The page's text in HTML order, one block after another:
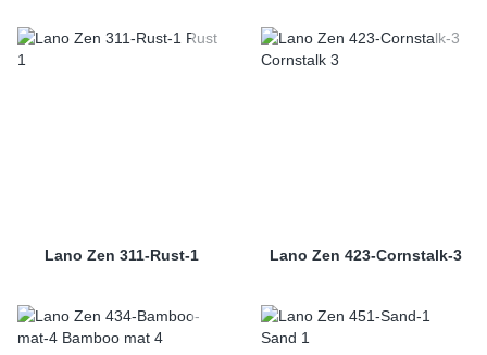
Lano Zen 311-Rust-1 Lano Zen 423-Cornstalk-3